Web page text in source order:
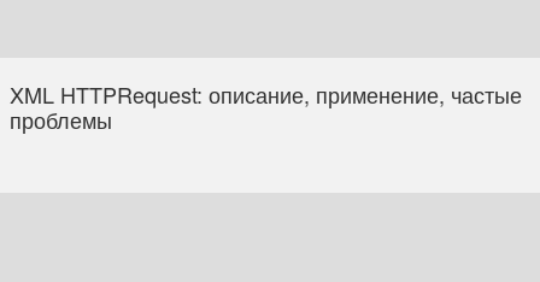
XML HTTPRequest: описание, применение, частые
проблемы